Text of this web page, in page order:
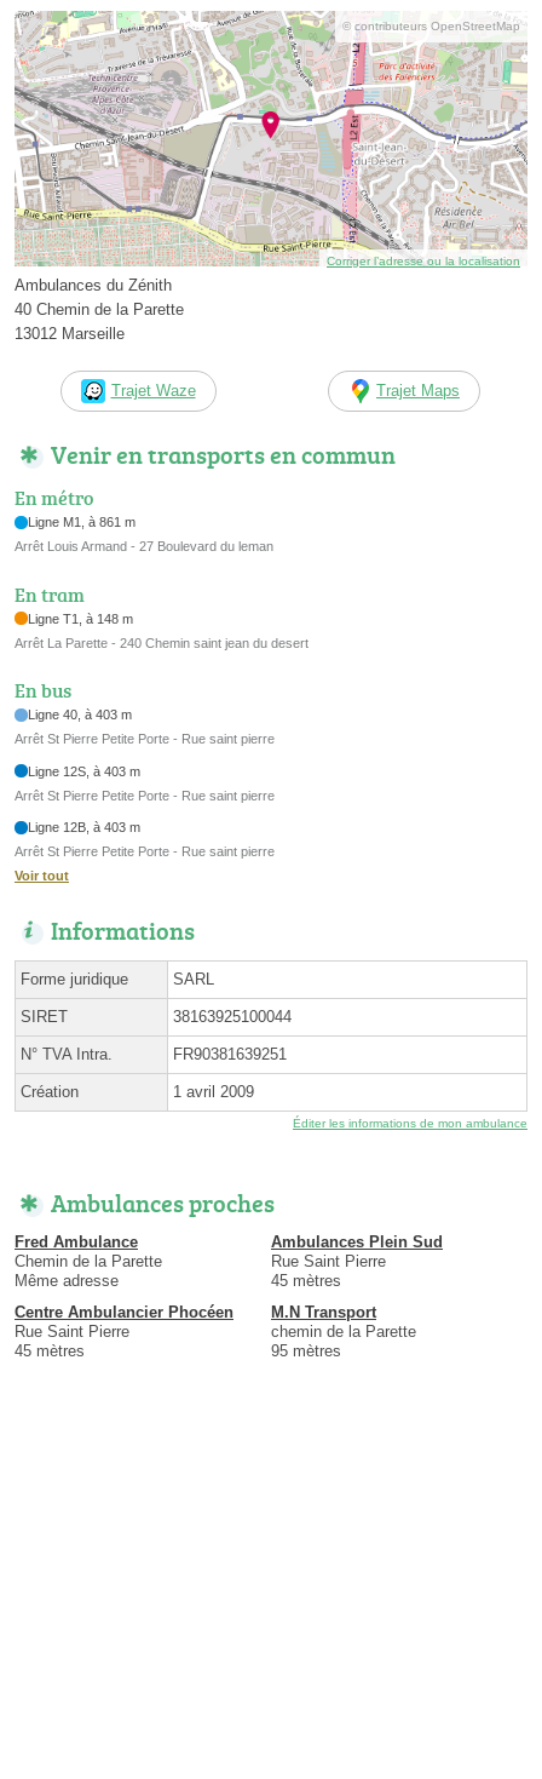
© contributeurs OpenStreetMap
Corriger l’adresse ou la localisation
Ambulances du Zénith
40 Chemin de la Parette
13012 Marseille
Trajet Waze Trajet Maps
Venir en transports en commun
En métro
Ligne M1, à 861 m
Arrêt Louis Armand - 27 Boulevard du leman
En tram
Ligne T1, à 148 m
Arrêt La Parette - 240 Chemin saint jean du desert
En bus
Ligne 40, à 403 m
Arrêt St Pierre Petite Porte - Rue saint pierre
Ligne 12S, à 403 m
Arrêt St Pierre Petite Porte - Rue saint pierre
Ligne 12B, à 403 m
Arrêt St Pierre Petite Porte - Rue saint pierre
Voir tout
Informations
Forme juridique SARL
SIRET 38163925100044
N° TVA Intra. FR90381639251
Création 1 avril 2009
Éditer les informations de mon ambulance
Ambulances proches
Fred Ambulance
Chemin de la Parette
Même adresse
Ambulances Plein Sud
Rue Saint Pierre
45 mètres
Centre Ambulancier Phocéen
Rue Saint Pierre
45 mètres
M.N Transport
chemin de la Parette
95 mètres